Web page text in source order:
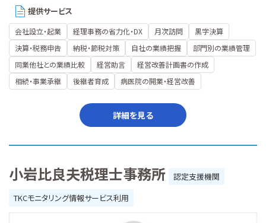
提供サービス
会社設立・起業 経理事務の省力化・DX 月次訪問
黒字決算
決算・税務申告
納税・節税対策 自社の業績把握
部門別の業績管理
同業他社との業績比較
経営助言
経営改善計画書の作成
相続・事業承継
後継者育成 病医院の開業・経営改善
詳細を見る
小岩比良夫税理士事務所
認定支援機関
TKCモニタリング情報サービス利用